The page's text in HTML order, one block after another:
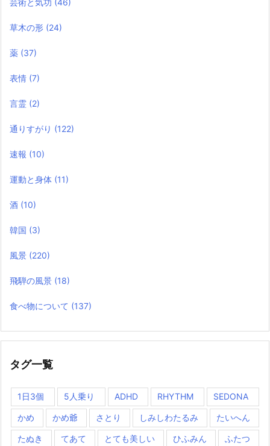
芸術と気功 (46)
草木の形 (24)
薬 (37)
表情 (7)
言霊 (2)
通りすがり (122)
速報 (10)
運動と身体 (11)
酒 (10)
韓国 (3)
風景 (220)
飛騨の風景 (18)
食べ物について (137)
タグ一覧
1日3個 5人乗り ADHD RHYTHM SEDONA
かめ かめ爺 さとり しみしわたるみ たいへん
たぬき てあて とても美しい ひふみん ふたつ